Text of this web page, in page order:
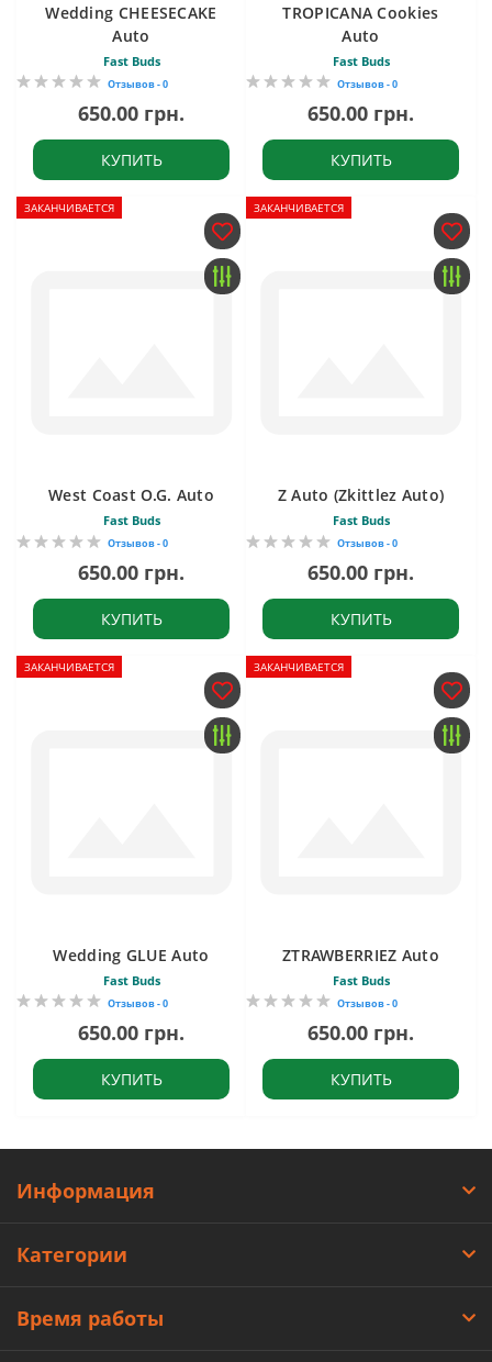
Wedding CHEESECAKE
Auto
Fast Buds
Отзывов - 0
650.00 грн.
КУПИТЬ
TROPICANA Cookies
Auto
Fast Buds
Отзывов - 0
650.00 грн.
КУПИТЬ
ЗАКАНЧИВАЕТСЯ
West Coast O.G. Auto
Fast Buds
Отзывов - 0
650.00 грн.
КУПИТЬ
ЗАКАНЧИВАЕТСЯ
Z Auto (Zkittlez Auto)
Fast Buds
Отзывов - 0
650.00 грн.
КУПИТЬ
ЗАКАНЧИВАЕТСЯ
Wedding GLUE Auto
Fast Buds
Отзывов - 0
650.00 грн.
КУПИТЬ
ЗАКАНЧИВАЕТСЯ
ZTRAWBERRIEZ Auto
Fast Buds
Отзывов - 0
650.00 грн.
КУПИТЬ
Информация
Категории
Время работы